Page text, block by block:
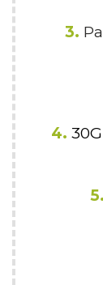
3.
4.
5.